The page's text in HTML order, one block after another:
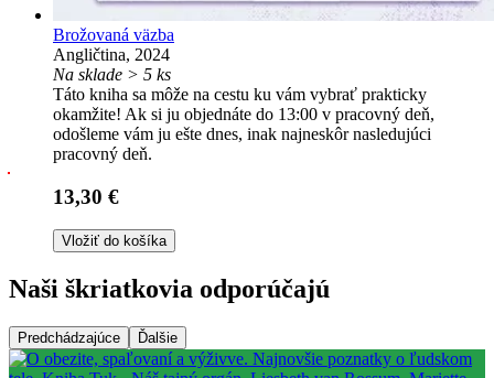
Brožovaná väzba
Angličtina, 2024
Na sklade > 5 ks
Táto kniha sa môže na cestu ku vám vybrať prakticky
okamžite! Ak si ju objednáte do 13:00 v pracovný deň,
odošleme vám ju ešte dnes, inak najneskôr nasledujúci
pracovný deň.
13,30 €
Vložiť do košíka
Naši škriatkovia odporúčajú
Predchádzajúce Ďalšie